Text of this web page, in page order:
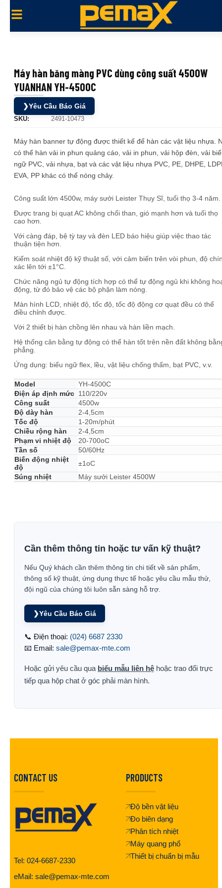
Máy hàn băng màng PVC dùng công suất 4500W
YUANHAN YH-4500C
❯Yêu Cầu Báo Giá
SKU: 2491-10473
Máy hàn banner tự động được thiết kế để hàn các vật liệu nhựa.
có thể hàn vải in phun quảng cáo, vải in phun, vải hộp đèn, vải
ngữ PVC, vải nhựa, bạt và các vật liệu nhựa PVC, PE, DHPE,
EVA, PP khác có thể nóng chảy.
Công suất lớn 4500w, máy sưởi Leister Thụy Sĩ, tuổi thọ 3-4 năm.
Được trang bị quạt AC không chổi than, gió mạnh hơn và tuổi thọ
cao hơn.
Với càng đáp, bệ tỳ tay và đèn LED báo hiệu giúp việc thao tác
thuận tiện hơn.
Kiểm soát nhiệt độ kỹ thuật số, với cảm biến trên vòi phun, độ
xác lên tới ±1°C.
Chức năng ngủ tự động tích hợp có thể tự động ngủ khi không
động, từ đó bảo vệ các bộ phận làm nóng.
Màn hình LCD, nhiệt độ, tốc độ, tốc độ động cơ quạt đều có thể
điều chỉnh được.
Với 2 thiết bị hàn chồng lên nhau và hàn liền mạch.
Hệ thống cân bằng tự động có thể hàn tốt trên nền đất không
phẳng.
Ứng dụng: biểu ngữ flex, lều, vật liệu chống thấm, bạt PVC, v.v.
Model
YH-4500C
Điện áp định mức 110/220v
Công suất
4500w
Độ dày hàn
2-4,5cm
Tốc độ
1-20m/phút
Chiều rộng hàn
2-4,5cm
Phạm vi nhiệt độ
20-700oC
Tần số
50/60Hz
Biến động nhiệt
độ
±1oC
Súng nhiệt
Máy sưởi Leister 4500W
Cần thêm thông tin hoặc tư vấn kỹ thuật?
Nếu Quý khách cần thêm thông tin chi tiết về sản phẩm,
thông số kỹ thuật, ứng dụng thực tế hoặc yêu cầu mẫu thử,
đội ngũ của chúng tôi luôn sẵn sàng hỗ trợ.
❯Yêu Cầu Báo Giá
📞 Điện thoại: (024) 6687 2330
📧 Email: sale@pemax-mte.com
Hoặc gửi yêu cầu qua biểu mẫu liên hệ hoặc trao đổi trực
tiếp qua hộp chat ở góc phải màn hình.
CONTACT US
Tel: 024-6687-2330
eMail: sale@pemax-mte.com
PRODUCTS
Độ bền vật liệu
Đo biên dạng
Phân tích nhiệt
Máy quang phổ
Thiết bị chuẩn bị mẫu